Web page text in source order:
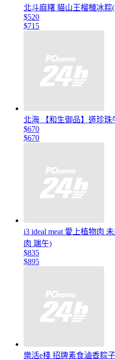
北斗麻糬 貓山王榴槤冰粽
$520
$715
北海 【和生御品】道珍珠
$670
$670
i3 ideal meat 愛上植物肉
肉 端午)
$835
$895
樂活e棧 招牌素食滷香粽